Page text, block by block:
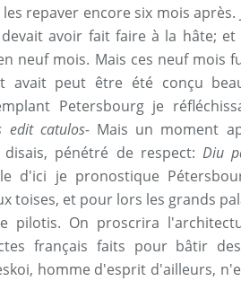
repaver encore six mois après.
avoir fait faire à la hâte;
neuf mois. Mais ces neuf mois
avait peut être été conçu
Petersbourg je
edit catulos- Mais un moment
disais, pénétré de respect:Diu
d'ici je pronostique
toises, et pour lors les grands
pilotis. On proscrira
français faits pour bâtir
homme d'esprit d'ailleurs,